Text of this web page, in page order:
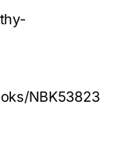
NBK53823